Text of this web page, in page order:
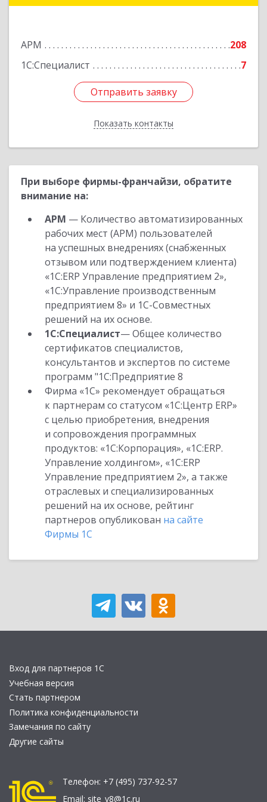
АРМ
208
1С:Специалист
7
Отправить заявку
Показать контакты
Отправить заявку
Назад
При выборе фирмы-франчайзи, обратите
внимание на:
АРМ — Количество автоматизированных
рабочих мест (АРМ) пользователей
на успешных внедрениях (снабженных
отзывом или подтверждением клиента)
«1С:ERP Управление предприятием 2»,
«1С:Управление производственным
предприятием 8» и 1С-Совместных
решений на их основе.
1С:Специалист— Общее количество
сертификатов специалистов,
консультантов и экспертов по системе
программ "1С:Предприятие 8
Фирма «1С» рекомендует обращаться
к партнерам со статусом «1С:Центр ERP»
с целью приобретения, внедрения
и сопровождения программных
продуктов: «1С:Корпорация», «1С:ERP.
Управление холдингом», «1С:ERP
Управление предприятием 2», а также
отраслевых и специализированных
решений на их основе, рейтинг
партнеров опубликован на сайте
Фирмы 1С
Вход для партнеров 1С
Учебная версия
Стать партнером
Политика конфиденциальности
Замечания по сайту
Другие сайты
Телефон: +7 (495) 737-92-57
Email: site_v8@1c.ru